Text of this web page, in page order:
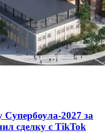
2027 за
сделку с TikTok